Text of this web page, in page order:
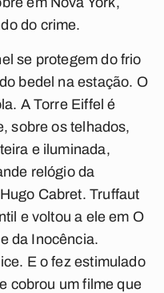
do crime.
se protegem do frio
bedel na estação. O
A Torre Eiffel é
sobre os telhados,
e iluminada,
relógio da
Cabret. Truffaut
e voltou a ele em O
da Inocência.
E o fez estimulado
cobrou um filme que